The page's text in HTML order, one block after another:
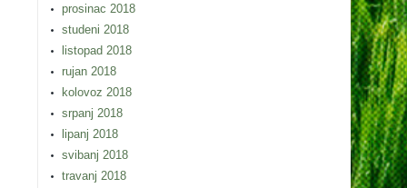
prosinac 2018
studeni 2018
listopad 2018
rujan 2018
kolovoz 2018
srpanj 2018
lipanj 2018
svibanj 2018
travanj 2018